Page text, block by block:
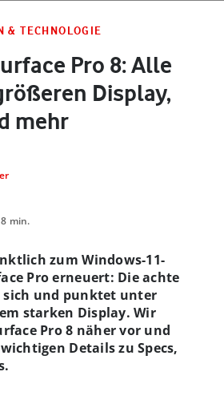
& TECHNOLOGIE
Pro 8: Alle
Display,
mehr
8 min.
zum Windows-11-
Pro erneuert: Die achte
sich und punktet unter
starken Display. Wir
Pro 8 näher vor und
Details zu Specs,